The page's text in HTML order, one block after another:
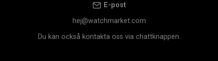
E-post
hej@watchmarket.com
Du kan också kontakta oss via chattknappen.